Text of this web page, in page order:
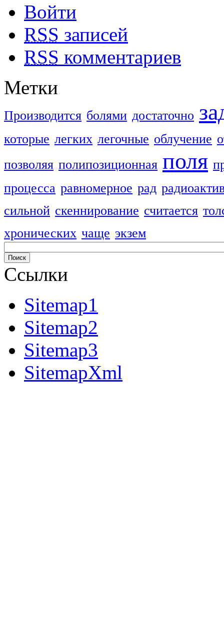
Войти
RSS записей
RSS комментариев
Метки
Производится болями достаточно
которые легких легочные облучение
позволяя полипозиционная поля
процесса равномерное рад
сильной скеннирование считается
хронических чаще экзем
Ссылки
Sitemap1
Sitemap2
Sitemap3
SitemapXml